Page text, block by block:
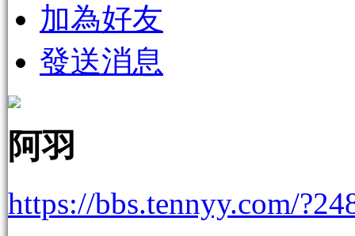
加為好友
發送消息
阿羽
https://bbs.tennyy.com/